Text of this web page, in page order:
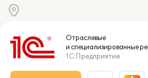
Отраслевые
и специализированные
1С:Предприятие